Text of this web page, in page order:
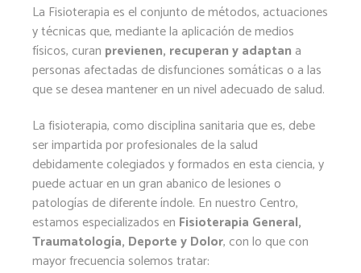
La Fisioterapia es el conjunto de métodos, actuaciones
y técnicas que, mediante la aplicación de medios
físicos, curan previenen, recuperan y adaptan a
personas afectadas de disfunciones somáticas o a las
que se desea mantener en un nivel adecuado de salud.
La fisioterapia, como disciplina sanitaria que es, debe
ser impartida por profesionales de la salud
debidamente colegiados y formados en esta ciencia, y
puede actuar en un gran abanico de lesiones o
patologías de diferente índole. En nuestro Centro,
estamos especializados en Fisioterapia General,
Traumatología, Deporte y Dolor, con lo que con
mayor frecuencia solemos tratar: